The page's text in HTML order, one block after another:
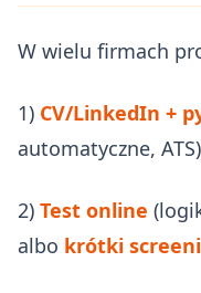
W wielu firmach
1) CV/LinkedIn +
automatyczne, ATS)
2) Test online
albo krótki